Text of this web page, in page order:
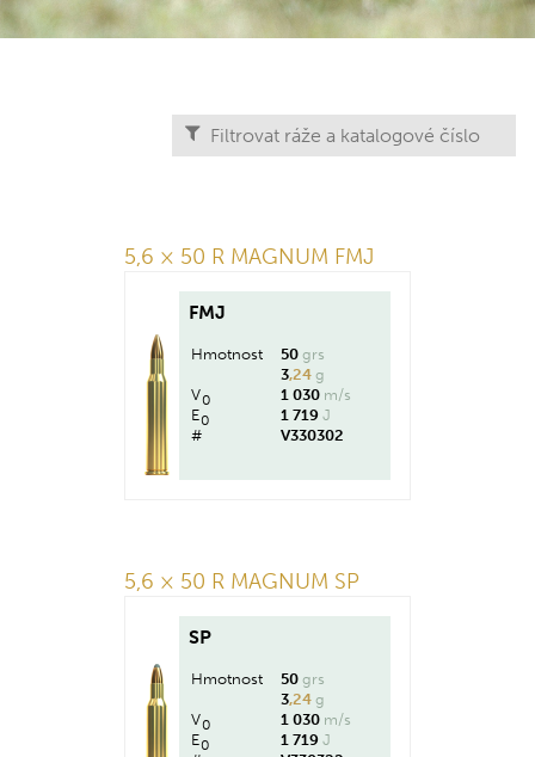
5,6 × 50 R MAGNUM FMJ
FMJ
Hmotnost 50 grs
3,24 g
V0 1 030 m/s
E0 1 719 J
#
V330302
5,6 × 50 R MAGNUM SP
SP
Hmotnost 50 grs
3,24 g
V0 1 030 m/s
E0 1 719 J